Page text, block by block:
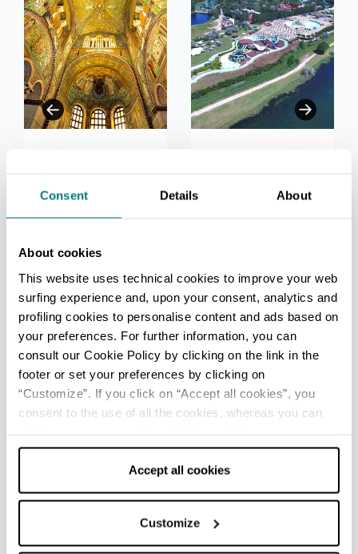
Consent Details About
About cookies
This website uses technical cookies to improve your web
surfing experience and, upon your consent, analytics and
profiling cookies to personalise content and ads based on
your preferences. For further information, you can
consult our Cookie Policy by clicking on the link in the
footer or set your preferences by clicking on
“Customize”. If you click on “Accept all cookies”, you
consent to the use of all the cookies, whereas you can
cookies only” and only the technical cookies for the
correct functioning of the website will be used.
Accept all cookies
Customize
Mehr lesen
FREMDENVERKEHRSBÜROS
Ravenna - Ufficio Informazioni e Accoglienza Turistica
(IAT-R)
Lido Adriano - Welcome Room